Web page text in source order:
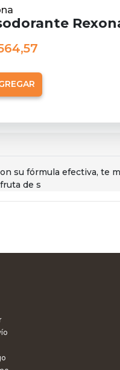
su fórmula efectiva, te
de s